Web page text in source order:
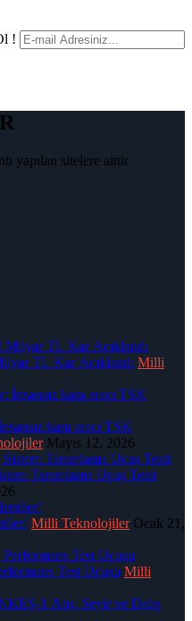
!
yapılan sitelere aittir
TL Kar Açıklandı Milli
kara aracı TSK
Mayıs 12, 2026
Tanımlama Uçuş Testi
Milli Teknolojiler Ocak 21,
Test Uçuşu Milli